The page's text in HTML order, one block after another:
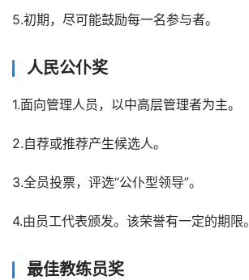
5.初期，尽可能鼓励每一名参与者。
人民公仆奖
1.面向管理人员，以中高层管理者为主。
2.自荐或推荐产生候选人。
3.全员投票，评选“公仆型领导”。
4.由员工代表颁发。该荣誉有一定的期限。
最佳教练员奖